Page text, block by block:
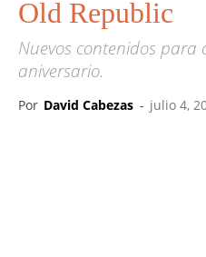
Old Republic
Nuevos contenidos
aniversario.
Por David Cabezas - julio 4,